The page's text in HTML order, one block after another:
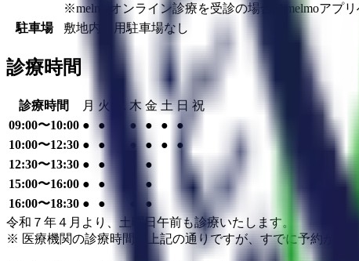
※melmoオンライン診療を受診の場合はmelmoアプ
駐車場
敷地内専用駐車場なし
診療時間
診療時間 月 火 木 金 土 日 祝
09:00〜10:00 ● ● ● ● ●
●
10:00〜12:30 ● ● ● ● ●
●
12:30〜13:30 ● ●
●
15:00〜16:00 ● ●
●
16:00〜18:30 ● ●
●
令和７年４月より、土曜日午前も診療いたします。
※ 医療機関の診療時間は上記の通りですが、すでに予約が埋